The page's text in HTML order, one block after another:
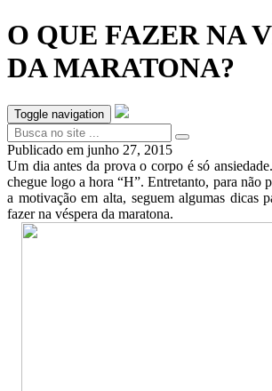
O QUE FAZER NA
DA MARATONA?
Toggle navigation
Publicado em junho 27, 2015
Um dia antes da prova o corpo é só
chegue logo a hora “H”. Entretanto, para não
a motivação em alta, seguem algumas dicas
fazer na véspera da maratona.